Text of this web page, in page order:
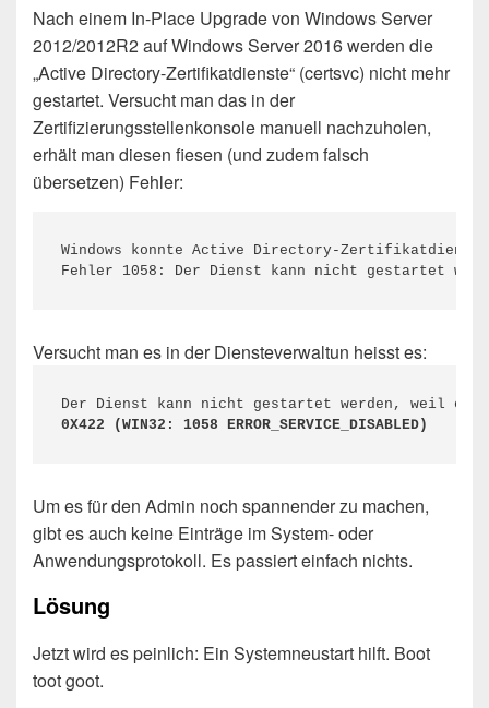
Nach einem In-Place Upgrade von Windows Server
2012/2012R2 auf Windows Server 2016 werden die
„Active Directory-Zertifikatdienste“ (certsvc) nicht mehr
gestartet. Versucht man das in der
Zertifizierungsstellenkonsole manuell nachzuholen,
erhält man diesen fiesen (und zudem falsch
übersetzen) Fehler:
Windows konnte Active Directory-
Fehler 1058: Der Dienst kann nicht gestartet
Versucht man es in der Diensteverwaltun heisst es:
0X422 (WIN32: 1058 ERROR_SERVICE_DISABLED)
Um es für den Admin noch spannender zu machen,
gibt es auch keine Einträge im System- oder
Anwendungsprotokoll. Es passiert einfach nichts.
Lösung
Jetzt wird es peinlich: Ein Systemneustart hilft. Boot
toot goot.